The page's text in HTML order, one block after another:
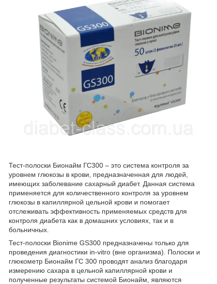
Тест-полоски Бионайм ГС300 – это система контроля за
уровнем глюкозы в крови, предназначенная для людей,
имеющих заболевание сахарный диабет. Данная система
применяется для количественного контроля за уровнем
глюкозы в капиллярной цельной крови и помогает
отслеживать эффективность применяемых средств для
контроля диабета как в домашних условиях, так и в
больничных.
Тест-полоски Bionime GS300 предназначены только для
проведения диагностики in-vitro (вне организма). Полоски и
глюкометр Бионайм ГС 300 проводят анализ благодаря
измерению сахара в цельной капиллярной крови и
полученные результаты системой Бионайм, являются